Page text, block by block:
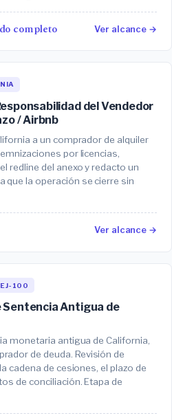
completo Ver alcance →
del Vendedor
/ Airbnb
a un comprador de alquiler
por licencias,
redline del anexo y redacto un
que la operación se cierre sin
Ver alcance →
100
Sentencia Antigua de
monetaria antigua de California,
de deuda. Revisión de
cadena de cesiones, el plazo de
de conciliación. Etapa de